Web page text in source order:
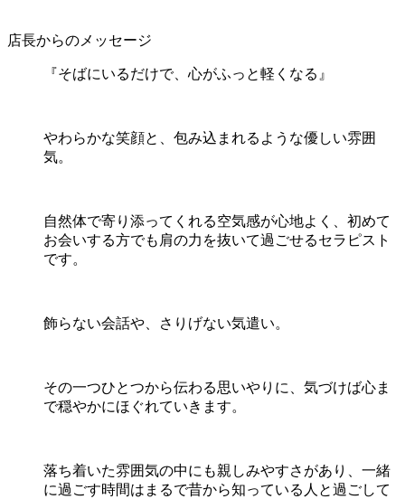
店長からのメッセージ
『そばにいるだけで、心がふっと軽くなる』
やわらかな笑顔と、包み込まれるような優しい雰囲
気。
自然体で寄り添ってくれる空気感が心地よく、初めて
お会いする方でも肩の力を抜いて過ごせるセラピスト
です。
飾らない会話や、さりげない気遣い。
その一つひとつから伝わる思いやりに、気づけば心ま
で穏やかにほぐれていきます。
落ち着いた雰囲気の中にも親しみやすさがあり、一緒
に過ごす時間はまるで昔から知っている人と過ごして